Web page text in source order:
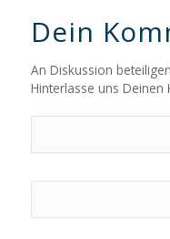
Dein
An Diskussion
Hinterlasse uns Deinen